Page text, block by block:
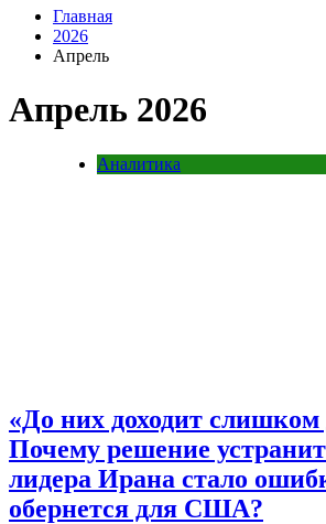
Главная
2026
Апрель
Апрель 2026
Аналитика
«До них доходит слишком
Почему решение
лидера Ирана стало
обернется для США?